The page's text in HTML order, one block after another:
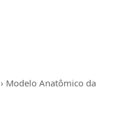
› Modelo Anatômico da